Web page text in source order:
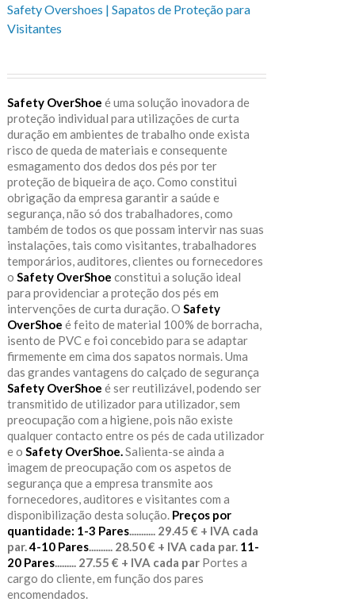
Safety Overshoes | Sapatos de Proteção para
Visitantes
Safety OverShoe é uma solução inovadora de
proteção individual para utilizações de curta
duração em ambientes de trabalho onde exista
risco de queda de materiais e consequente
esmagamento dos dedos dos pés por ter
proteção de biqueira de aço. Como constitui
obrigação da empresa garantir a saúde e
segurança, não só dos trabalhadores, como
também de todos os que possam intervir nas suas
instalações, tais como visitantes, trabalhadores
temporários, auditores, clientes ou fornecedores
o Safety OverShoe constitui a solução ideal
para providenciar a proteção dos pés em
intervenções de curta duração. O Safety
OverShoe é feito de material 100% de borracha,
isento de PVC e foi concebido para se adaptar
firmemente em cima dos sapatos normais. Uma
das grandes vantagens do calçado de segurança
Safety OverShoe é ser reutilizável, podendo ser
transmitido de utilizador para utilizador, sem
preocupação com a higiene, pois não existe
qualquer contacto entre os pés de cada utilizador
e o Safety OverShoe. Salienta-se ainda a
imagem de preocupação com os aspetos de
segurança que a empresa transmite aos
fornecedores, auditores e visitantes com a
disponibilização desta solução. Preços por
quantidade: 1-3 Pares........... 29.45 € + IVA cada
par. 4-10 Pares.......... 28.50 € + IVA cada par. 11-
20 Pares......... 27.55 € + IVA cada parPortes a
cargo do cliente, em função dos pares
encomendados.